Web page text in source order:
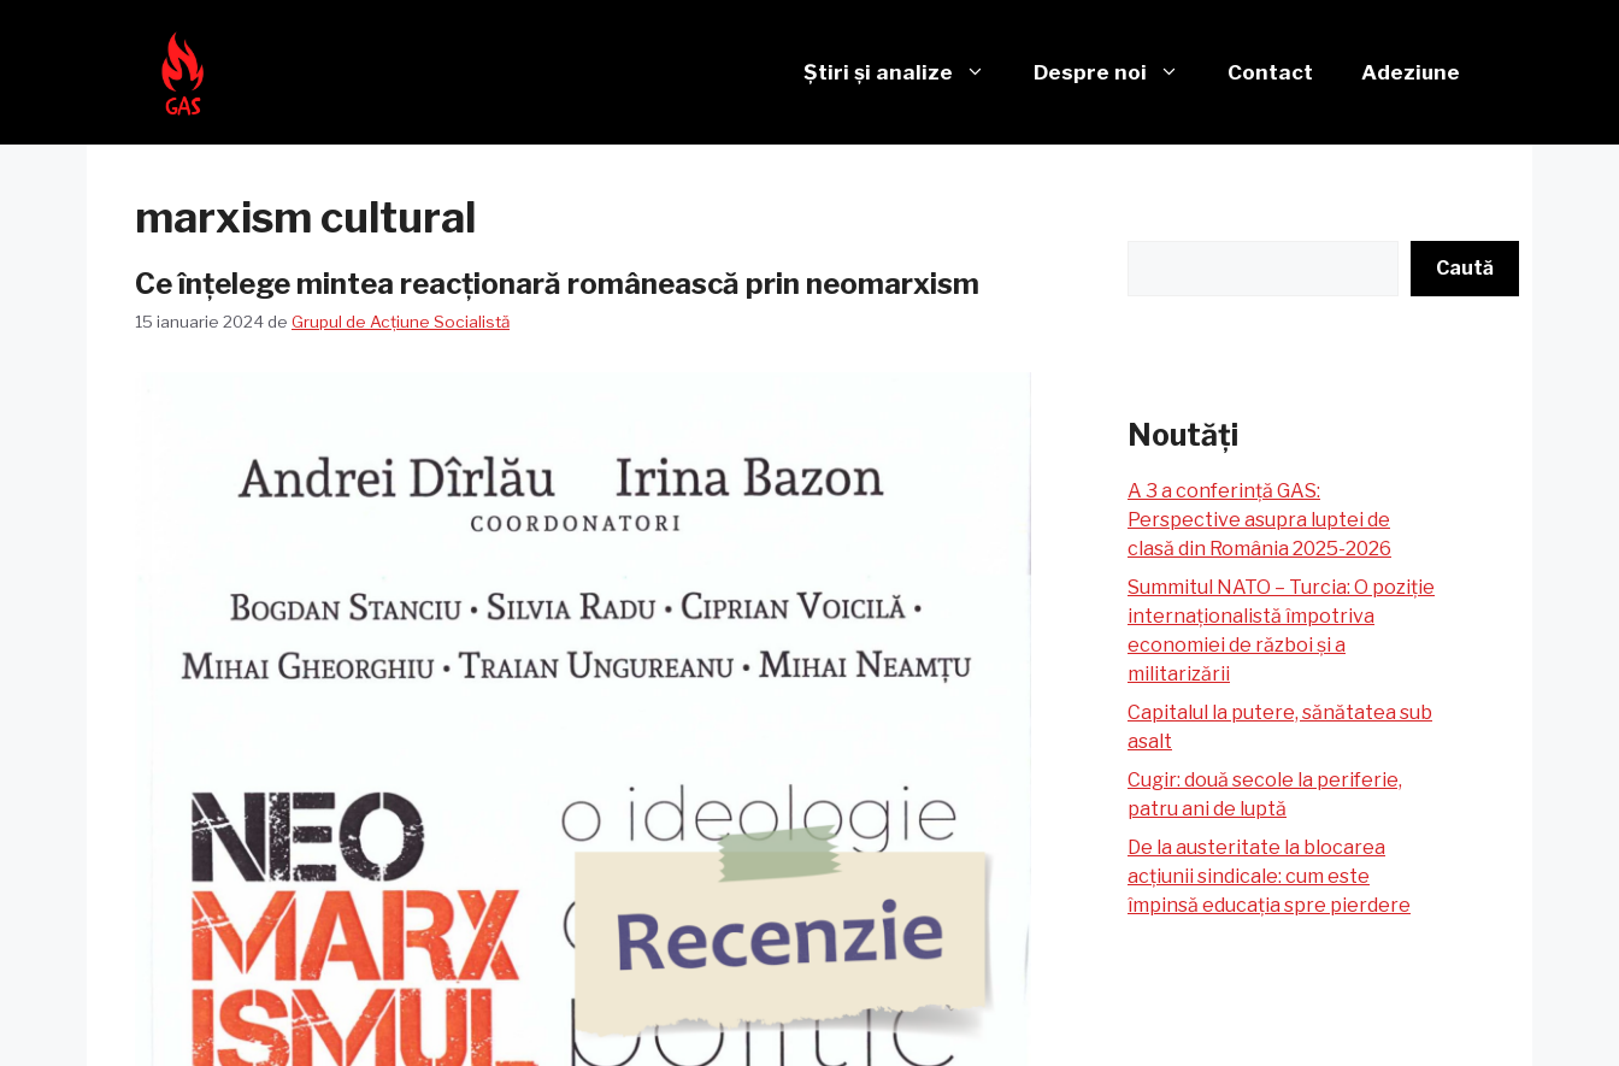
Știri și analize Despre noi Contact Adeziune
marxism cultural
Ce înțelege mintea reacționară românească prin neomarxism
15 ianuarie 2024de Grupul de Acțiune Socialistă
Caută
Noutăți
A 3 a conferință GAS:
Perspective asupra luptei de
clasă din România 2025-2026
Summitul NATO – Turcia: O poziție
internaționalistă împotriva
economiei de război și a
militarizării
Capitalul la putere, sănătatea sub
asalt
Cugir: două secole la periferie,
patru ani de luptă
De la austeritate la blocarea
acțiunii sindicale: cum este
împinsă educația spre pierdere